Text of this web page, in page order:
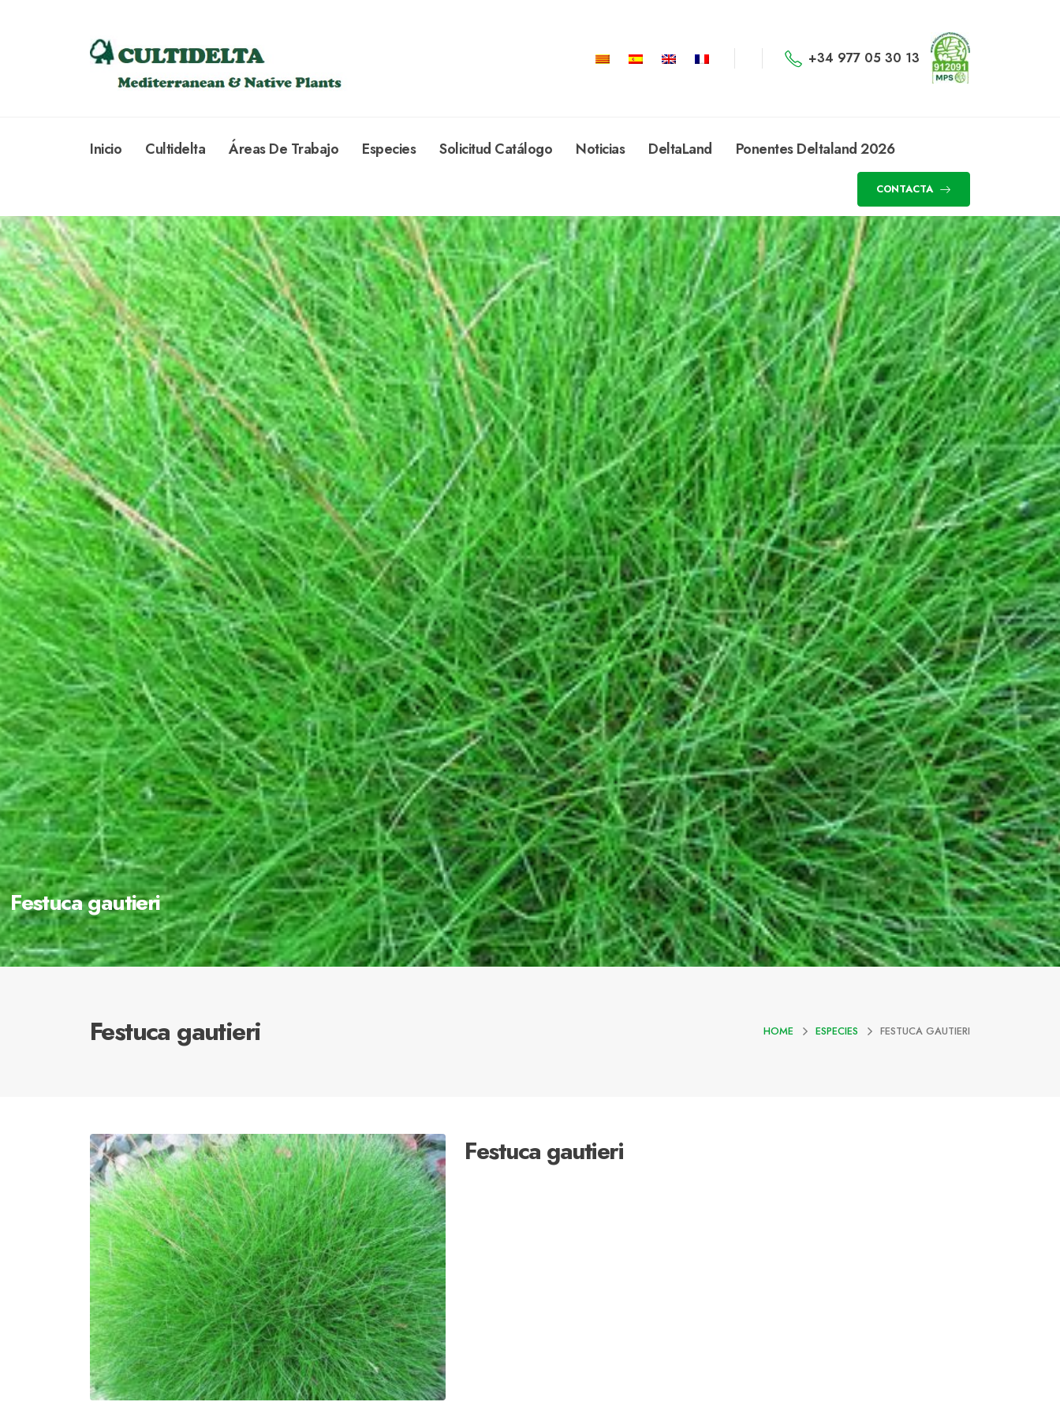
+34 977 05 30 13
Inicio Cultidelta Áreas De Trabajo Especies Solicitud Catálogo Noticias DeltaLand Ponentes Deltaland 2026
CONTACTA
Festuca gautieri
Festuca gautieri HOME ESPECIES FESTUCA GAUTIERI
Festuca gautieri